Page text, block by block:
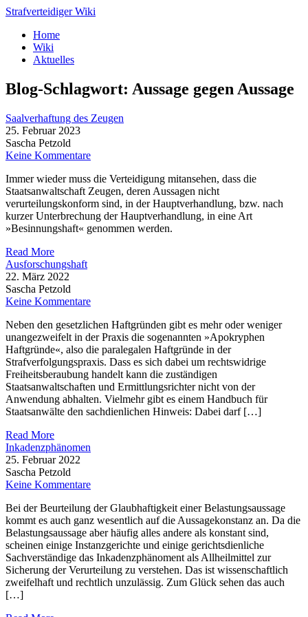
Strafverteidiger Wiki
Home
Wiki
Aktuelles
Blog-Schlagwort: Aussage gegen Aussage
Saalverhaftung des Zeugen
25. Februar 2023
Sascha Petzold
Keine Kommentare
Immer wieder muss die Verteidigung mitansehen, dass die
Staatsanwaltschaft Zeugen, deren Aussagen nicht
verurteilungskonform sind, in der Hauptverhandlung, bzw. nach
kurzer Unterbrechung der Hauptverhandlung, in eine Art
»Besinnungshaft« genommen werden.
Read More
Ausforschungshaft
22. März 2022
Sascha Petzold
Keine Kommentare
Neben den gesetzlichen Haftgründen gibt es mehr oder weniger
unangezweifelt in der Praxis die sogenannten »Apokryphen
Haftgründe«, also die paralegalen Haftgründe in der
Strafverfolgungspraxis. Dass es sich dabei um rechtswidrige
Freiheitsberaubung handelt kann die zuständigen
Staatsanwaltschaften und Ermittlungsrichter nicht von der
Anwendung abhalten. Vielmehr gibt es einem Handbuch für
Staatsanwälte den sachdienlichen Hinweis: Dabei darf […]
Read More
Inkadenzphänomen
25. Februar 2022
Sascha Petzold
Keine Kommentare
Bei der Beurteilung der Glaubhaftigkeit einer Belastungsaussage
kommt es auch ganz wesentlich auf die Aussagekonstanz an. Da die
Belastungsaussage aber häufig alles andere als konstant sind,
scheinen einige Instanzgerichte und einige gerichtsdienliche
Sachverständige das Inkadenzphänoment als Allheilmittel zur
Sicherung der Verurteilung zu verstehen. Das ist wissenschaftlich
zweifelhaft und rechtlich unzulässig. Zum Glück sehen das auch
[…]